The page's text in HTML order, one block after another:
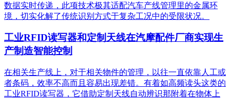
数据实时传递，此项技术极其适配汽车产线管理里的金属环
境，切实化解了传统识别方式于复杂工况中的受限状况。
工业RFID读写器和定制天线在汽摩配件厂商实现生
产制造智能控制
在相关生产线上，对于相关物件的管理，以往一直依靠人工或
者条码，效率不高而且容易出现差错。有着如高频读头这类的
工业RFID读写器，它借助定制天线自动辨识那附着在物体上